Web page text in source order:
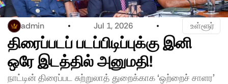
admin Jul 1, 2026 உள்ளூர்
திரைப்படப் படப்பிடிப்புக்கு இனி
ஒரே இடத்தில் அனுமதி!
நாட்டின் திரைப்பட சுற்றுலாத் துறைக்காக ‘ஒற்றைச் சாளர’